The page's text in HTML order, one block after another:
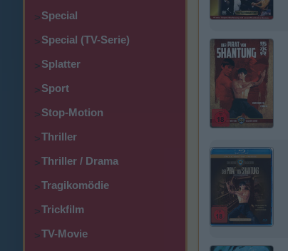
>Special
>Special (TV-Serie)
>Splatter
>Sport
>Stop-Motion
>Thriller
>Thriller / Drama
>Tragikomödie
>Trickfilm
>TV-Movie